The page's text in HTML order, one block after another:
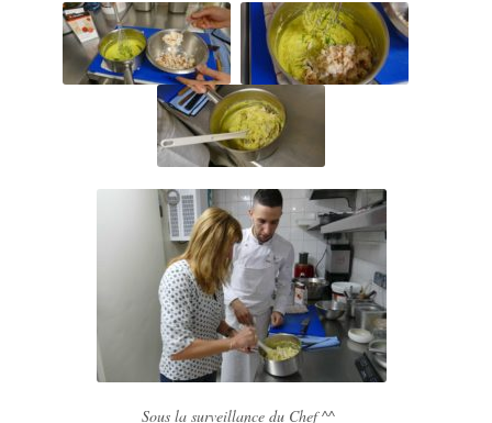
Sous la surveillance du Chef ^^